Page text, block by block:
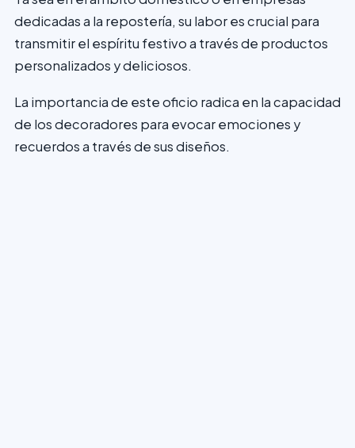
dedicadas a la repostería, su labor es crucial para
transmitir el espíritu festivo a través de productos
personalizados y deliciosos.
La importancia de este oficio radica en la capacidad
de los decoradores para evocar emociones y
recuerdos a través de sus diseños.